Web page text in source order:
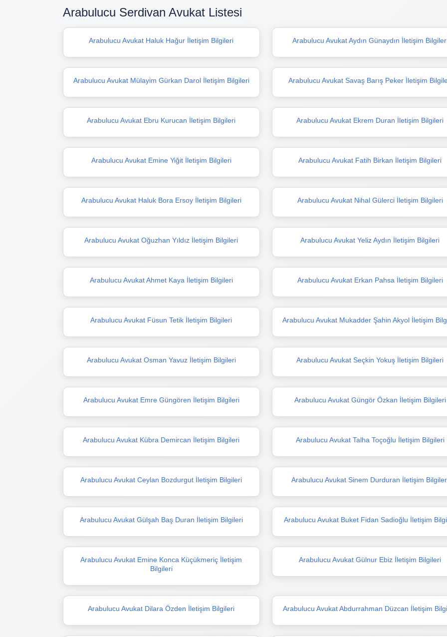
Arabulucu Serdivan Avukat Listesi
Arabulucu Avukat Haluk Hağur İletişim Bilgileri Arabulucu Avukat Aydın Günaydın İletişim
Arabulucu Avukat Mülayim Gürkan Darol İletişim Bilgileri Arabulucu Avukat Savaş Barış Peker İletişim
Arabulucu Avukat Ebru Kurucan İletişim Bilgileri Arabulucu Avukat Ekrem Duran İletişim Bilgileri
Arabulucu Avukat Emine Yiğit İletişim Bilgileri Arabulucu Avukat Fatih Birkan İletişim Bilgileri
Arabulucu Avukat Haluk Bora Ersoy İletişim Bilgileri Arabulucu Avukat Nihal Gülerci İletişim Bilgileri
Arabulucu Avukat Oğuzhan Yıldız İletişim Bilgileri Arabulucu Avukat Yeliz Aydın İletişim Bilgileri
Arabulucu Avukat Ahmet Kaya İletişim Bilgileri Arabulucu Avukat Erkan Pahsa İletişim Bilgileri
Arabulucu Avukat Füsun Tetik İletişim Bilgileri Arabulucu Avukat Mukadder Şahin Akyol İletişim
Arabulucu Avukat Osman Yavuz İletişim Bilgileri Arabulucu Avukat Seçkin Yokuş İletişim Bilgileri
Arabulucu Avukat Emre Güngören İletişim Bilgileri Arabulucu Avukat Güngör Özkan İletişim Bilgileri
Arabulucu Avukat Kübra Demircan İletişim Bilgileri Arabulucu Avukat Talha Toçoğlu İletişim Bilgileri
Arabulucu Avukat Ceylan Bozdurgut İletişim Bilgileri Arabulucu Avukat Sinem Durduran İletişim
Arabulucu Avukat Gülşah Baş Duran İletişim Bilgileri Arabulucu Avukat Buket Fidan Sadioğlu İletişim
Arabulucu Avukat Emine Konca Küçükmeriç İletişim
Bilgileri
Arabulucu Avukat Gülnur Ebiz İletişim Bilgileri
Arabulucu Avukat Dilara Özden İletişim Bilgileri Arabulucu Avukat Abdurrahman Düzcan İletişim